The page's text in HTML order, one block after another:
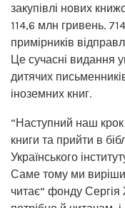
закупівлі нових
114,6 млн гривень.
примірників
Це сучасні видання
дитячих
іноземних книг.
“Наступний наш крок
книги та прийти в
Українського
Саме тому ми
читає” фонду